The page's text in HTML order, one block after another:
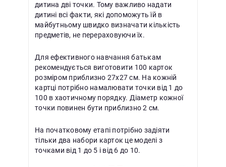
дитина дві точки. Тому важливо надати
дитині всі факти, які допоможуть їй в
майбутньому швидко визначати кількість
предметів, не перераховуючи їх.
Для ефективного навчання батькам
рекомендується виготовити 100 карток
розміром приблизно 27х27 см. На кожній
картці потрібно намалювати точки від 1 до
100 в хаотичному порядку. Діаметр кожної
точки повинен бути приблизно 2 см.
На початковому етапі потрібно задіяти
тільки два набори карток це моделі з
точками від 1 до 5 і від 6 до 10.